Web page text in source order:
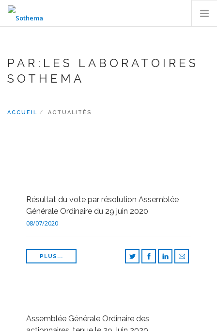
SITE DE PRODUCTION
ACTIVITÉS
RECHERCHER
FRANÇAIS
PAR:LES LABORATOIRES
SOTHEMA
ACCUEIL ACTUALITÉS
Résultat du vote par résolution Assemblée
Générale Ordinaire du 29 juin 2020
08/07/2020
PLUS...
Assemblée Générale Ordinaire des